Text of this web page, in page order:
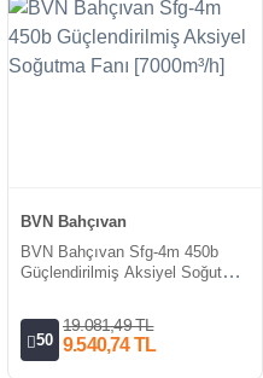
BVN Bahçıvan
BVN Bahçıvan Sfg-4m 450b
Güçlendirilmiş Aksiyel Soğutma
50
19.081,49 TL
9.540,74 TL